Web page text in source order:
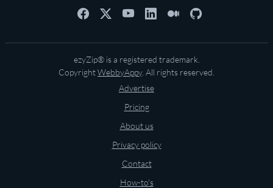
ezyZip® is a registered trademark.
CopyrightWebbyAppy. All rights reserved.
Advertise
Pricing
About us
Privacy policy
Contact
How-to's